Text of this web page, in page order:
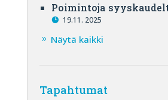
Poimintoja
19.11. 2025
Näytä kaikki
Tapahtumat